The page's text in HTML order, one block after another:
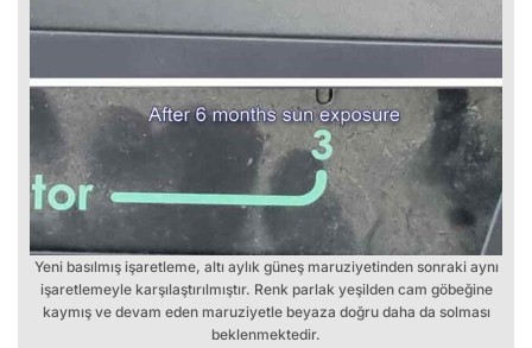
Yeni basılmış işaretleme, altı aylık güneş maruziyetinden sonraki aynı
işaretlemeyle karşılaştırılmıştır. Renk parlak yeşilden cam göbeğine
kaymış ve devam eden maruziyetle beyaza doğru daha da solması
beklenmektedir.